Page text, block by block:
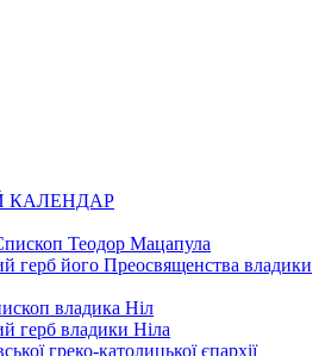
КАЛЕНДАР
Теодор Мацапула
герб його Преосвященства владики
владика Ніл
герб владики Ніла
греко-католицької єпархії